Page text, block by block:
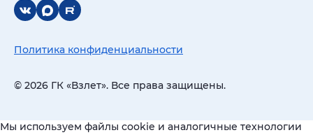
© 2026 ГК «Взлет». Все права защищены.
Политика конфиденциальности
Мы используем файлы cookie и аналогичные технологии